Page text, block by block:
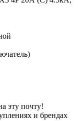
эту почту!
и брендах